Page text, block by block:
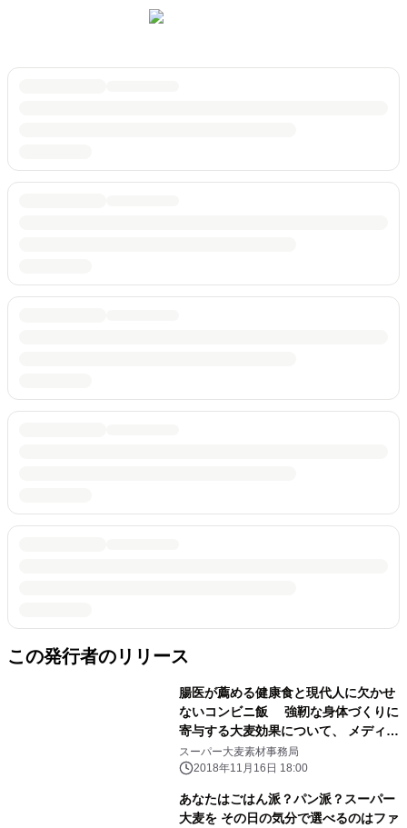
この発行者のリリース
腸医が薦める健康食と現代人に欠かせ
ないコンビニ飯 強靭な身体づくりに
寄与する大麦効果について、 メディア
向けのセミナーを実施
スーパー大麦素材事務局
2018年11月16日 18:00
あなたはごはん派？パン派？スーパー
大麦を その日の気分で選べるのはファ